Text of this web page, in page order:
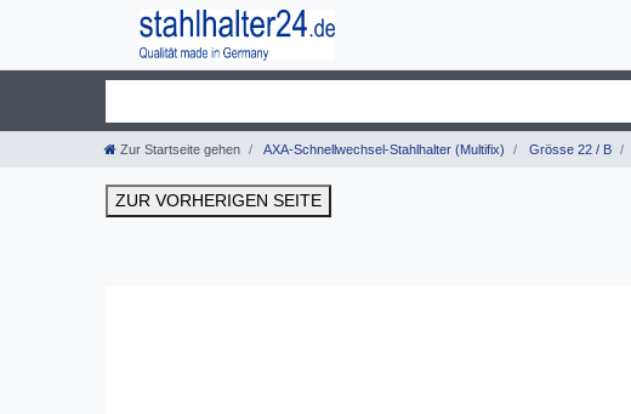
Zur Startseite gehen AXA-Schnellwechsel-Stahlhalter (Multifix) Grösse 22 / B
ZUR VORHERIGEN SEITE